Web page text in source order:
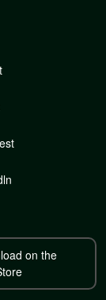
on the